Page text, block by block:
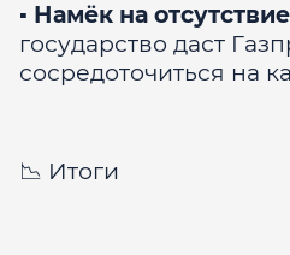
▪️ Намёк на
государство даст
сосредоточиться на
📉 Итоги